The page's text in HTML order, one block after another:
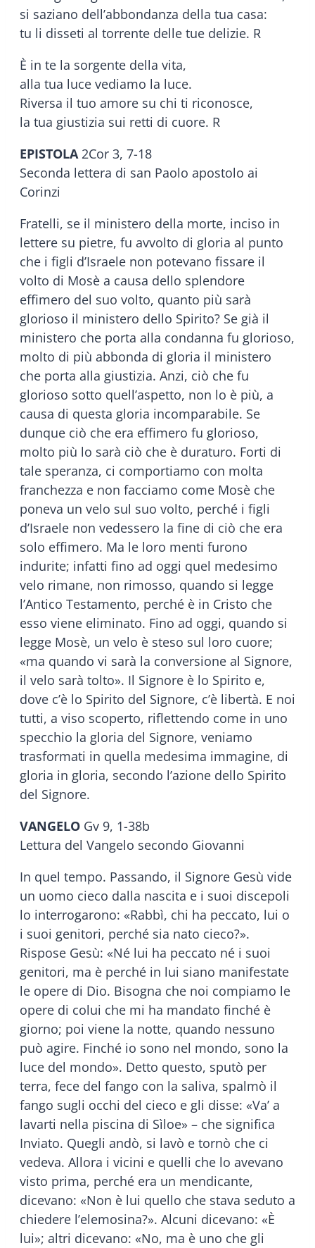
si saziano dell’abbondanza della tua casa:
tu li disseti al torrente delle tue delizie. R
È in te la sorgente della vita,
alla tua luce vediamo la luce.
Riversa il tuo amore su chi ti riconosce,
la tua giustizia sui retti di cuore. R
EPISTOLA 2Cor 3, 7-18
Seconda lettera di san Paolo apostolo ai
Corinzi
Fratelli, se il ministero della morte, inciso in
lettere su pietre, fu avvolto di gloria al punto
che i figli d’Israele non potevano fissare il
volto di Mosè a causa dello splendore
effimero del suo volto, quanto più sarà
glorioso il ministero dello Spirito? Se già il
ministero che porta alla condanna fu glorioso,
molto di più abbonda di gloria il ministero
che porta alla giustizia. Anzi, ciò che fu
glorioso sotto quell’aspetto, non lo è più, a
causa di questa gloria incomparabile. Se
dunque ciò che era effimero fu glorioso,
molto più lo sarà ciò che è duraturo. Forti di
tale speranza, ci comportiamo con molta
franchezza e non facciamo come Mosè che
poneva un velo sul suo volto, perché i figli
d’Israele non vedessero la fine di ciò che era
solo effimero. Ma le loro menti furono
indurite; infatti fino ad oggi quel medesimo
velo rimane, non rimosso, quando si legge
l’Antico Testamento, perché è in Cristo che
esso viene eliminato. Fino ad oggi, quando si
legge Mosè, un velo è steso sul loro cuore;
«ma quando vi sarà la conversione al Signore,
il velo sarà tolto». Il Signore è lo Spirito e,
dove c’è lo Spirito del Signore, c’è libertà. E noi
tutti, a viso scoperto, riflettendo come in uno
specchio la gloria del Signore, veniamo
trasformati in quella medesima immagine, di
gloria in gloria, secondo l’azione dello Spirito
del Signore.
VANGELO Gv 9, 1-38b
Lettura del Vangelo secondo Giovanni
In quel tempo. Passando, il Signore Gesù vide
un uomo cieco dalla nascita e i suoi discepoli
lo interrogarono: «Rabbì, chi ha peccato, lui o
i suoi genitori, perché sia nato cieco?».
Rispose Gesù: «Né lui ha peccato né i suoi
genitori, ma è perché in lui siano manifestate
le opere di Dio. Bisogna che noi compiamo le
opere di colui che mi ha mandato finché è
giorno; poi viene la notte, quando nessuno
può agire. Finché io sono nel mondo, sono la
luce del mondo». Detto questo, sputò per
terra, fece del fango con la saliva, spalmò il
fango sugli occhi del cieco e gli disse: «Va’ a
lavarti nella piscina di Sìloe» – che significa
Inviato. Quegli andò, si lavò e tornò che ci
vedeva. Allora i vicini e quelli che lo avevano
visto prima, perché era un mendicante,
dicevano: «Non è lui quello che stava seduto a
chiedere l’elemosina?». Alcuni dicevano: «È
lui»; altri dicevano: «No, ma è uno che gli